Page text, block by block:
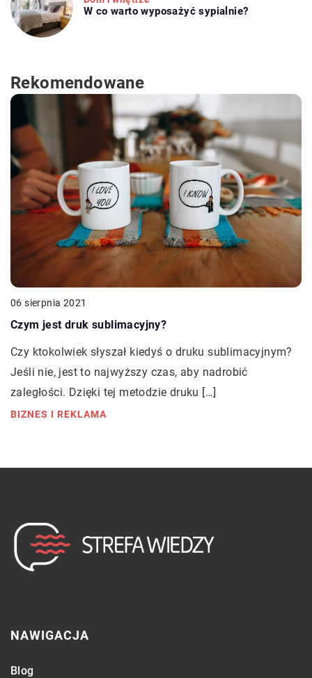
W co warto wyposażyć sypialnie?
Rekomendowane
06 sierpnia 2021
Czym jest druk sublimacyjny?
Czy ktokolwiek słyszał kiedyś o druku sublimacyjnym?
Jeśli nie, jest to najwyższy czas, aby nadrobić
zaległości. Dzięki tej metodzie druku […]
BIZNES I REKLAMA
NAWIGACJA
Blog